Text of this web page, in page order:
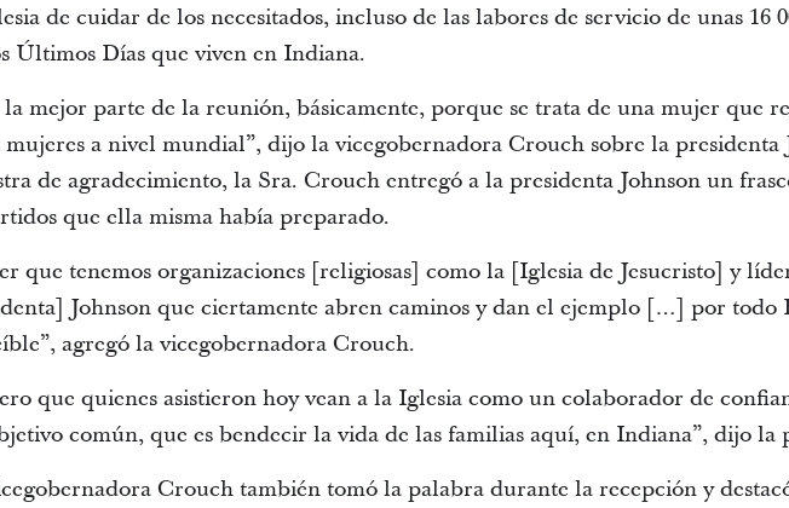
de cuidar de los necesitados, incluso de las labores de servicio de unas 16
Últimos Días que viven en Indiana.
la mejor parte de la reunión, básicamente, porque se trata de una mujer que
mujeres a nivel mundial”, dijo la vicegobernadora Crouch sobre la presidenta
de agradecimiento, la Sra. Crouch entregó a la presidenta Johnson un
que ella misma había preparado.
que tenemos organizaciones [religiosas] como la [Iglesia de Jesucristo] y
Johnson que ciertamente abren caminos y dan el ejemplo […] por todo
agregó la vicegobernadora Crouch.
que quienes asistieron hoy vean a la Iglesia como un colaborador de
común, que es bendecir la vida de las familias aquí, en Indiana”, dijo la
Crouch también tomó la palabra durante la recepción y